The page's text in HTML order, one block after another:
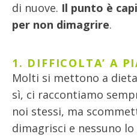
di nuove. Il punto è
per non dimagrire.
1. DIFFICOLTA’ A
Molti si mettono a
sì, ci raccontiamo
noi stessi, ma
dimagrisci e nessuno